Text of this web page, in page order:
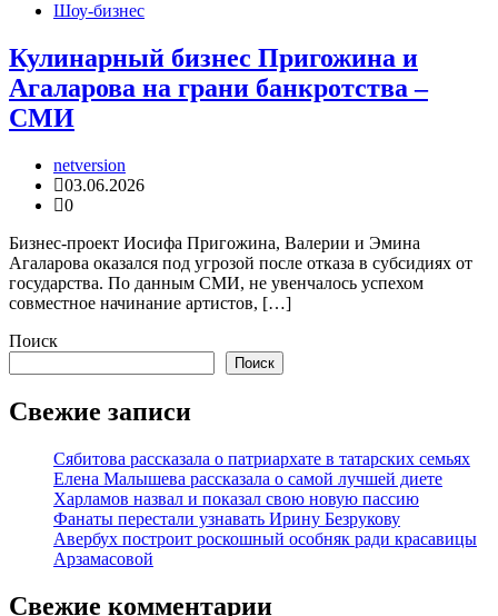
Шоу-бизнес
Кулинарный бизнес Пригожина и
Агаларова на грани банкротства –
СМИ
netversion
03.06.2026
0
Бизнес-проект Иосифа Пригожина, Валерии и Эмина
Агаларова оказался под угрозой после отказа в субсидиях от
государства. По данным СМИ, не увенчалось успехом
совместное начинание артистов, […]
Поиск
Поиск
Свежие записи
Сябитова рассказала о патриархате в татарских семьях
Елена Малышева рассказала о самой лучшей диете
Харламов назвал и показал свою новую пассию
Фанаты перестали узнавать Ирину Безрукову
Авербух построит роскошный особняк ради красавицы
Арзамасовой
Свежие комментарии